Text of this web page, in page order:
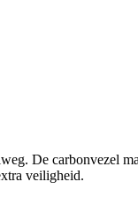
De carbonvezel
veiligheid.